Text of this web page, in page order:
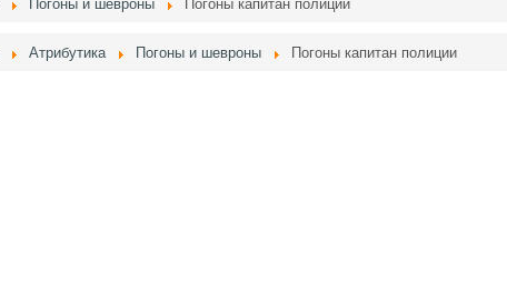
Атрибутика Погоны и шевроны Погоны капитан полиции